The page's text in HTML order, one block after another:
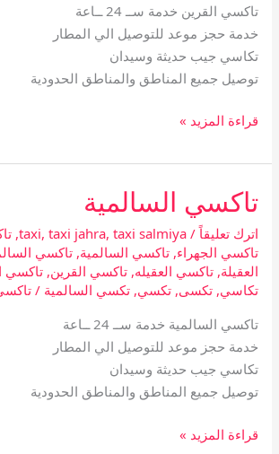
تاكسي القرين خدمة ســ 24 ــاعة
خدمة حجز موعد للتوصيل الي المطار
تكاسي جيب حديثة وسيدان
توصيل جميع المناطق والمناطق الحدودية
قراءة المزيد »
تاكسي السالمية
اترك تعليقاً /
taxi, taxi jahra, taxi salmiya
,
تاكسي الجهراء,تاكسي السالمية,تاكسي
العقيلة,تاكسي العقيله,تاكسي القرين,تاكسي
تكاسي,تكسى,تكسي,تكسي السالمية /
تاكسي السالمية خدمة ســ 24 ــاعة
خدمة حجز موعد للتوصيل الي المطار
تكاسي جيب حديثة وسيدان
توصيل جميع المناطق والمناطق الحدودية
تاكسي
السالمية
قراءة المزيد »